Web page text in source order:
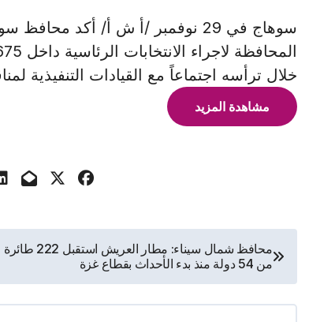
سوهاج في 29 نوفمبر /أ ش أ/ أكد
خلال ترأسه اجتماعاً مع القيادات التنفيذية
مشاهدة المزيد
تصفّح
المقالات
محافظ شمال سيناء: مطار العريش استقبل 222 طائرة
من 54 دولة منذ بدء الأحداث بقطاع غزة